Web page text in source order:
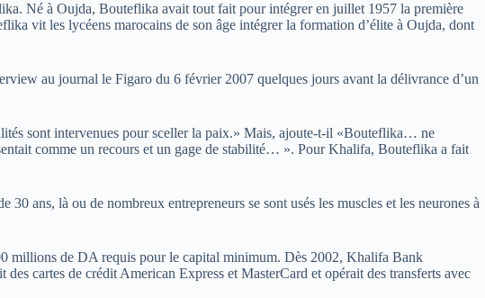
Né à Oujda, Bouteflika avait tout fait pour intégrer en juillet 1957 la première
vit les lycéens marocains de son âge intégrer la formation d’élite à Oujda, dont
au journal le Figaro du 6 février 2007 quelques jours avant la délivrance d’un
sont intervenues pour sceller la paix.» Mais, ajoute-t-il «Bouteflika… ne
comme un recours et un gage de stabilité… ». Pour Khalifa, Bouteflika a fait
ans, là ou de nombreux entrepreneurs se sont usés les muscles et les neurones à
millions de DA requis pour le capital minimum. Dès 2002, Khalifa Bank
cartes de crédit American Express et MasterCard et opérait des transferts avec